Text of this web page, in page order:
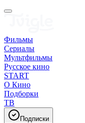
Фильмы
Сериалы
Мультфильмы
Русское кино
START
О Кино
Подборки
ТВ
Подписки